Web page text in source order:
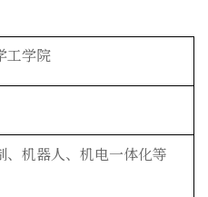
工学院
、机器人、机电一体化等